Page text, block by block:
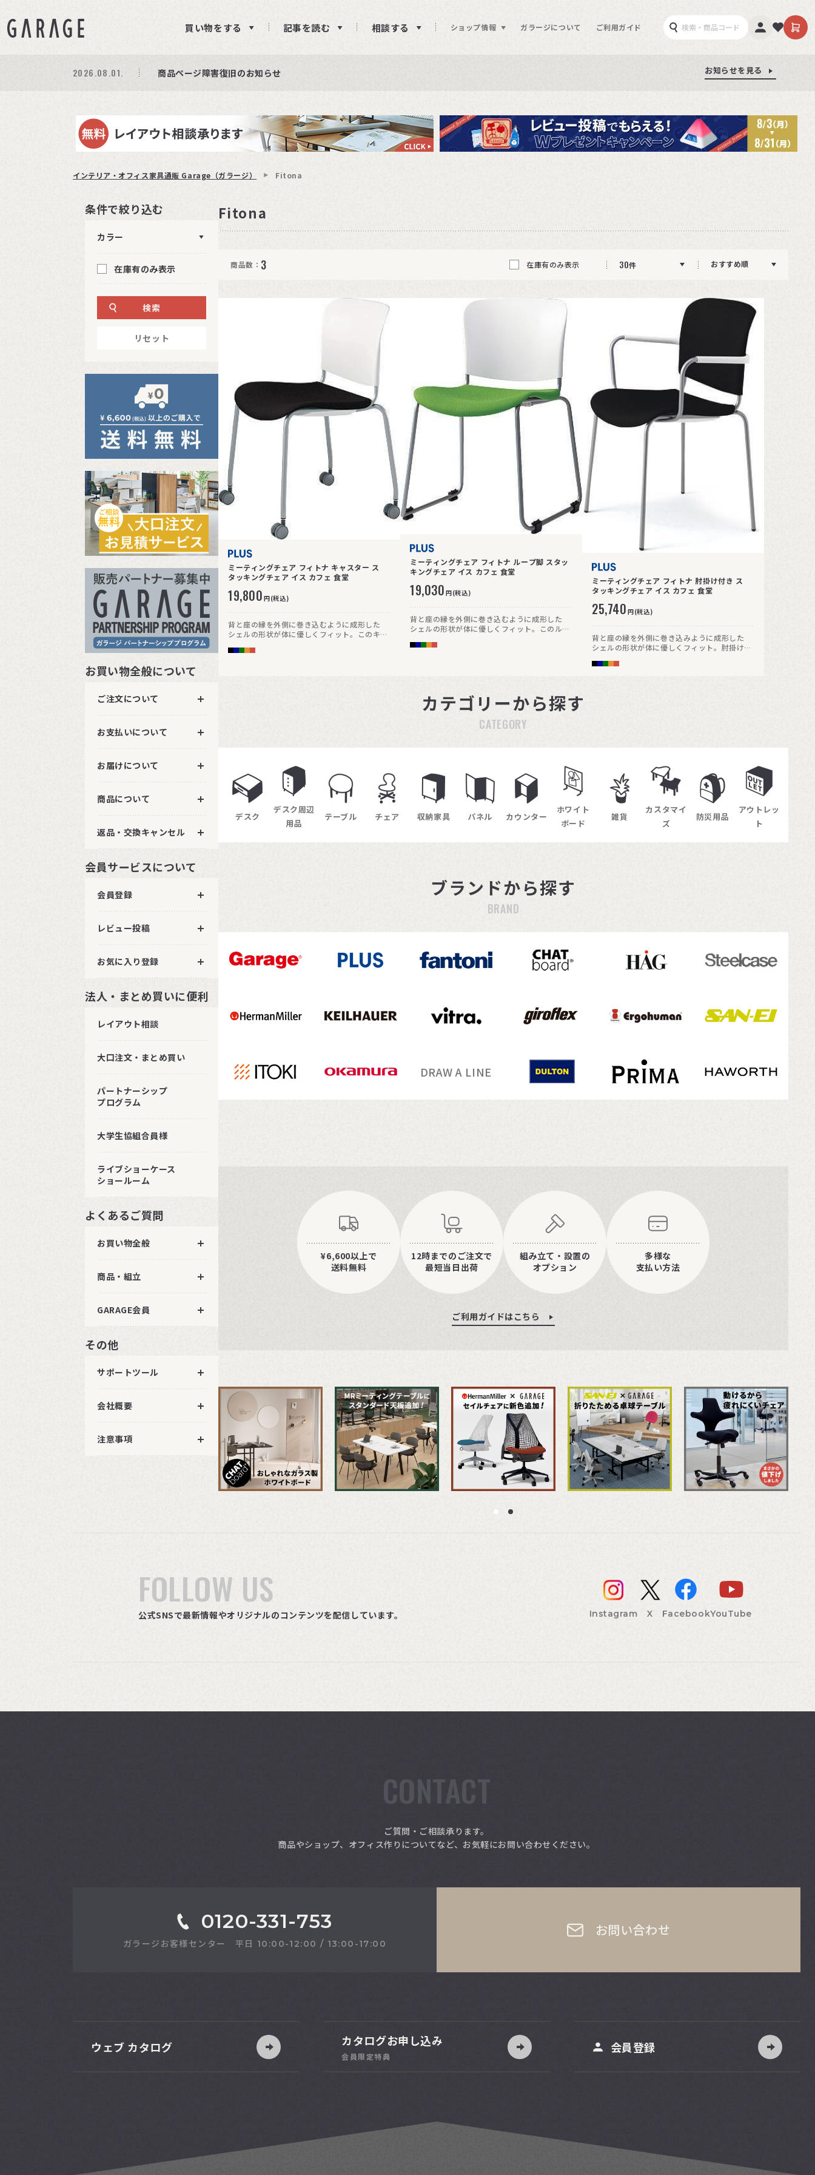
買い物をする 記事を読む 相談する ショップ情報 ガラージについて ご利用ガイド
期間限定プレゼント│レビュー投稿をお待ちしております お知らせを見る
2026.08.01. 商品ページ障害復旧のお知らせ お知らせを見る
サイト障害のお知らせ(商品ページが正常に表示されない事象発生) お知らせを見る
インテリア・オフィス家具通販 Garage（ガラージ） Fitona
条件で絞り込む
カラー
在庫有のみ表示
検索
リセット
お買い物全般について
ご注文について
お支払いについて
お届けについて
商品について
返品・交換キャンセル
会員サービスについて
会員登録
レビュー投稿
お気に入り登録
法人・まとめ買いに便利
レイアウト相談
大口注文・まとめ買い
パートナーシップ
プログラム
大学生協組合員様
ライブショーケース
ショールーム
よくあるご質問
お買い物全般
商品・組立
GARAGE会員
その他
サポートツール
会社概要
注意事項
Fitona
商品数： 3 在庫有のみ表示 30件 おすすめ順
ミーティングチェア フィトナ キャスター ス
タッキングチェア イス カフェ 食堂
19,800 円(税込)
背と座の縁を外側に巻き込むように成形した
シェルの形状が体に優しくフィット。このキャ
4本脚タイプの15.9mmより少し太くして、強
ミーティングチェア フィトナ ループ脚 スタッ
キングチェア イス カフェ 食堂
19,030 円(税込)
背と座の縁を外側に巻き込むように成形した
シェルの形状が体に優しくフィット。このルー
す。
ミーティングチェア フィトナ 肘掛け付き ス
タッキングチェア イス カフェ 食堂
25,740 円(税込)
背と座の縁を外側に巻き込みように成形した
シェルの形状が体に優しくフィット。肘掛け部
カテゴリーから探す
CATEGORY
デスク
デスク周辺
用品
テーブル チェア 収納家具 パネル カウンター
ホワイト
ボード
雑貨
カスタマイ
ズ
防災用品
アウトレッ
ト
ブランドから探す
BRAND
DRAW A LINE
¥6,600以上で
送料無料
12時までのご注文で
最短当日出荷
組み立て・設置の
オプション
多様な
支払い方法
ご利用ガイドはこちら
FOLLOW US
公式SNSで最新情報やオリジナルのコンテンツを配信しています。 Instagram X FacebookYouTube
CONTACT
ご質問・ご相談承ります。
商品やショップ、オフィス作りについてなど、お気軽にお問い合わせください。
0120-331-753
ガラージお客様センター 平日 10:00-12:00 / 13:00-17:00
お問い合わせ
ウェブ カタログ カタログお申し込み
会員限定特典
会員登録